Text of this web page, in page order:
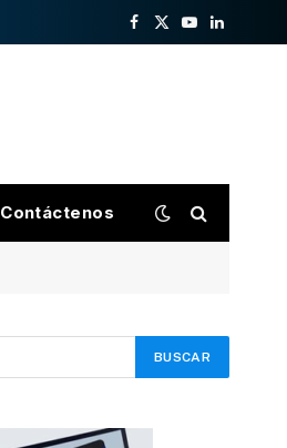
Facebook
X
YouTubeLinkedIn
Contáctenos